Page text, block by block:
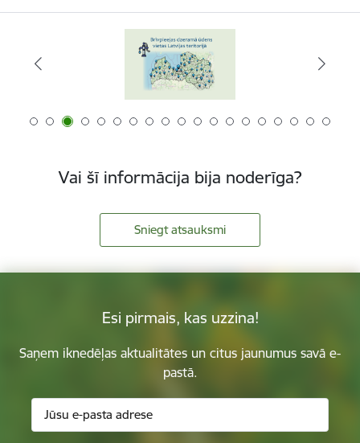
Vai šī informācija bija noderīga?
Sniegt atsauksmi
Esi pirmais, kas uzzina!
Saņem iknedēļas aktualitātes un citus jaunumus savā e-
pastā.